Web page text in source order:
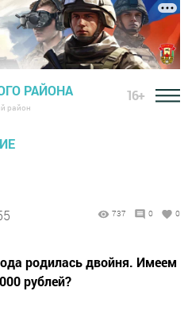
РАЙОНА
район
16+
737 0 0
родилась двойня. Имеем
рублей?